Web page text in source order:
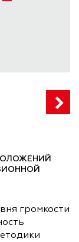
громкости